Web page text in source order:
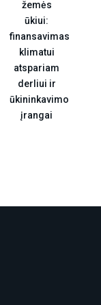
žemės
ūkiui:
finansavimas
klimatui
atspariam
derliui ir
ūkininkavimo
įrangai